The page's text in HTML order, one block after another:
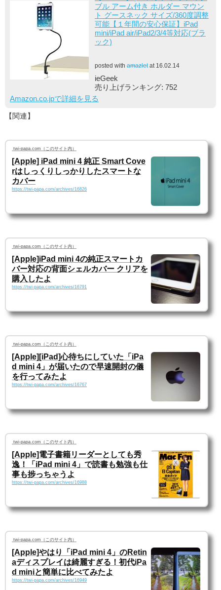
ブル アーム付き ホルダー マウン
ト グースネック サイズ/360度調整
可能【１年間の安心保証】iPad
mini/iPad air/iPad2/3/4等対応(ブラ
ック)
posted with amazlet at 16.02.14
ieGeek
売り上げランキング: 752
Amazon.co.jpで詳細を見る
【関連】
twi-papa.com（このサイト内）
[Apple] iPad mini 4 純正 Smart Cove
rはしっくりしっかりしたスマートな
カバー
https://twi-papa.com/archives/16826
twi-papa.com（このサイト内）
[Apple]iPad mini 4の純正スマートカ
バー対応の背面シェルカバー クリアを
購入したよ
https://twi-papa.com/archives/16791
twi-papa.com（このサイト内）
[Apple][iPad]心待ちにしていた「iPa
d mini 4」が届いたので早速開封の儀
を行ってみたよ
https://twi-papa.com/archives/16767
twi-papa.com（このサイト内）
[Apple]電子書籍リーダーとしても秀
逸！「iPad mini 4」で読書も勉強も仕
事も捗っちゃうよ
https://twi-papa.com/archives/16988
twi-papa.com（このサイト内）
[Apple]やはり「iPad mini 4」のRetin
aディスプレイは綺麗すぎる！初代iPa
d miniと簡単に比べてみたよ
https://twi-papa.com/archives/16949